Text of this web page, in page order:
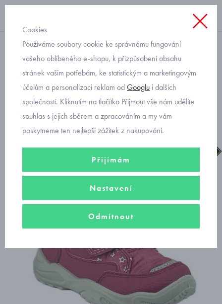
suchý zip dívčí
Superfit Glacier zimní boty
dívčí 1-009236-5500
Cookies
Používáme soubory cookie ke správnému fungování
vašeho oblíbeného e-shopu, k přizpůsobení obsahu
stránek vašim potřebám, ke statistickým a marketingovým
účelům a personalizaci reklam odGooglu i dalších
společností. Kliknutím na tlačítko Přijmout vše nám udělíte
souhlas s jejich sběrem a zpracováním a my vám
poskytneme ten nejlepší zážitek z nakupování.
Přijímám
Nastavení
Odmítnout